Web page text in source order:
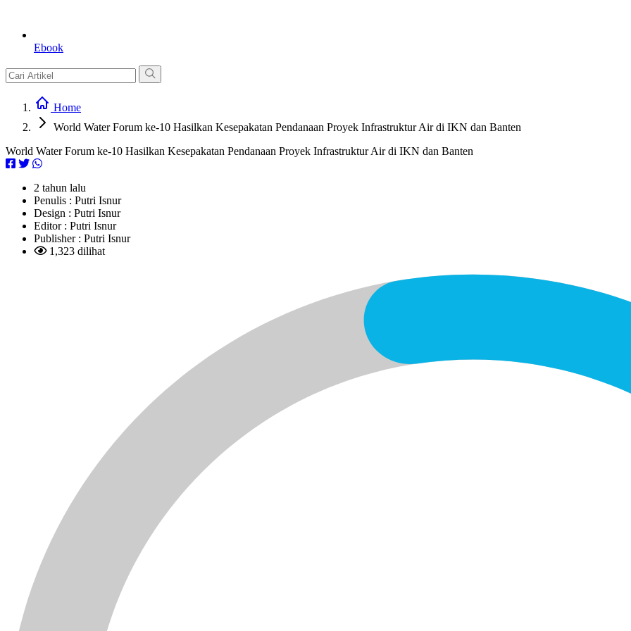
Ebook
Home
World Water Forum ke-10 Hasilkan Kesepakatan Pendanaan Proyek Infrastruktur Air di IKN dan Banten
World Water Forum ke-10 Hasilkan Kesepakatan Pendanaan Proyek Infrastruktur Air di IKN dan Banten
2 tahun lalu
Penulis : Putri Isnur
Design : Putri Isnur
Editor : Putri Isnur
Publisher : Putri Isnur
1,323 dilihat